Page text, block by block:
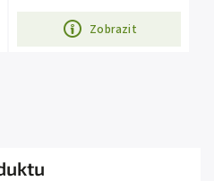
Zobrazit